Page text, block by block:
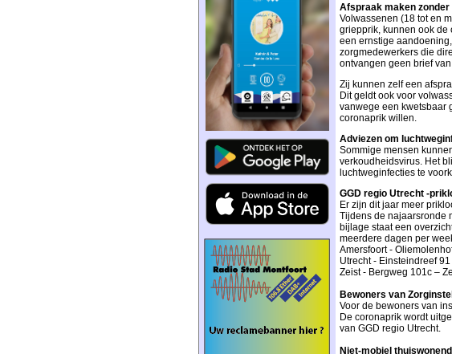
Afspraak maken zonder
Volwassenen (18 tot en
griepprik, kunnen ook de
een ernstige
zorgmedewerkers die
ontvangen geen brief van
Zij kunnen zelf een
Dit geldt ook voor
vanwege een kwetsbaar
coronaprik willen.
Adviezen om
Sommige mensen
verkoudheidsvirus. Het
luchtweginfecties te
GGD regio Utrecht -
Er zijn dit jaar meer
Tijdens de najaarsronde
bijlage staat een
meerdere dagen per
Amersfoort -
Utrecht - Einsteindreef 91
Zeist - Bergweg 101c –
Bewoners van
Voor de bewoners van
De coronaprik wordt
van GGD regio Utrecht.
Niet-mobiel